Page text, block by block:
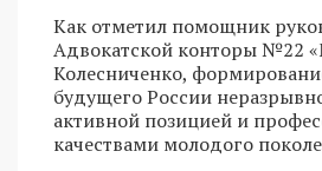
Как отметил помощник
Адвокатской конторы №22
Колесниченко,
будущего России
активной позицией и
качествами молодого